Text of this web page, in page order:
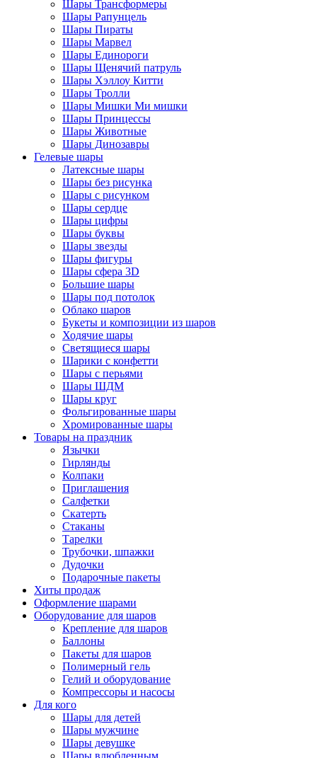
Шары Трансформеры
Шары Рапунцель
Шары Пираты
Шары Марвел
Шары Единороги
Шары Щенячий патруль
Шары Хэллоу Китти
Шары Тролли
Шары Мишки Ми мишки
Шары Принцессы
Шары Животные
Шары Динозавры
Гелевые шары
Латексные шары
Шары без рисунка
Шары с рисунком
Шары сердце
Шары цифры
Шары буквы
Шары звезды
Шары фигуры
Шары сфера 3D
Большие шары
Шары под потолок
Облако шаров
Букеты и композиции из шаров
Ходячие шары
Светящиеся шары
Шарики с конфетти
Шары с перьями
Шары ШДМ
Шары круг
Фольгированные шары
Хромированные шары
Товары на праздник
Язычки
Гирлянды
Колпаки
Приглашения
Салфетки
Скатерть
Стаканы
Тарелки
Трубочки, шпажки
Дудочки
Подарочные пакеты
Хиты продаж
Оформление шарами
Оборудование для шаров
Крепление для шаров
Баллоны
Пакеты для шаров
Полимерный гель
Гелий и оборудование
Компрессоры и насосы
Для кого
Шары для детей
Шары мужчине
Шары девушке
Шары влюбленным